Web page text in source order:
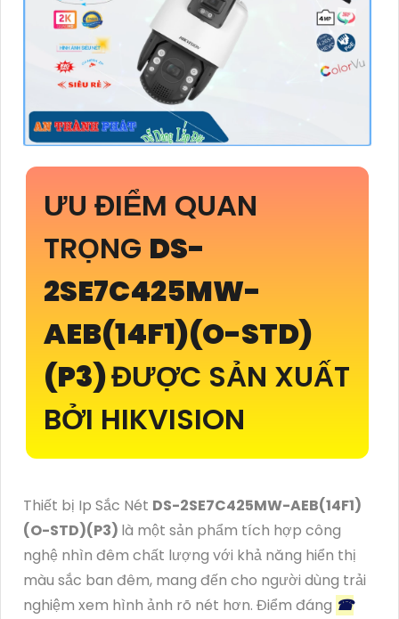
ƯU ĐIỂM QUAN
TRỌNG DS-
2SE7C425MW-
AEB(14F1)(O-STD)
(P3)ĐƯỢC SẢN XUẤT
BỞI HIKVISION
Thiết bị Ip Sắc Nét DS-2SE7C425MW-AEB(14F1)
(O-STD)(P3) là một sản phẩm tích hợp công
nghệ nhìn đêm chất lượng với khả năng hiển thị
màu sắc ban đêm, mang đến cho người dùng trải
nghiệm xem hình ảnh rõ nét hơn. Điểm đáng ☎